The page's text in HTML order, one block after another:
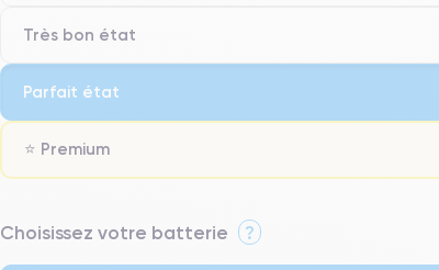
Très bon état
Parfait état
⭐ Premium
⭐ Premium
Choisissez votre batterie ?